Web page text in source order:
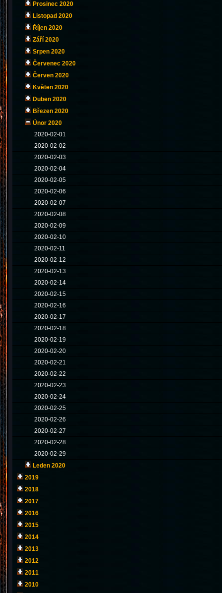
Prosinec 2020
Listopad 2020
Říjen 2020
Září 2020
Srpen 2020
Červenec 2020
Červen 2020
Květen 2020
Duben 2020
Březen 2020
Únor 2020
2020-02-01
2020-02-02
2020-02-03
2020-02-04
2020-02-05
2020-02-06
2020-02-07
2020-02-08
2020-02-09
2020-02-10
2020-02-11
2020-02-12
2020-02-13
2020-02-14
2020-02-15
2020-02-16
2020-02-17
2020-02-18
2020-02-19
2020-02-20
2020-02-21
2020-02-22
2020-02-23
2020-02-24
2020-02-25
2020-02-26
2020-02-27
2020-02-28
2020-02-29
Leden 2020
2019
2018
2017
2016
2015
2014
2013
2012
2011
2010